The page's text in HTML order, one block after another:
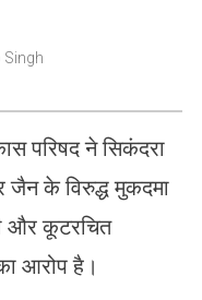
Singh
परिषद ने सिकंदरा
जैन के विरुद्ध मुकदमा
और कूटरचित
आरोप है।